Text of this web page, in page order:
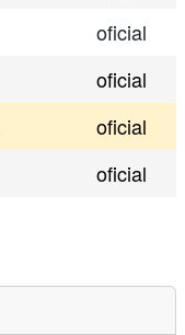
oficial
oficial
oficial
oficial